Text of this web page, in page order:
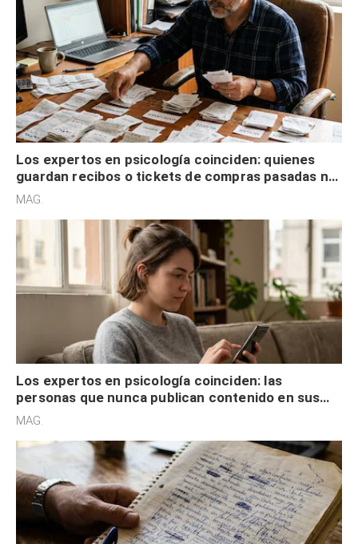
Los expertos en psicología coinciden: quienes
guardan recibos o tickets de compras pasadas no
son acumuladores, sino que tienen necesidad de
MAG.
Los expertos en psicología coinciden: las
personas que nunca publican contenido en sus
redes sociales no pretenden buscar validación
MAG.